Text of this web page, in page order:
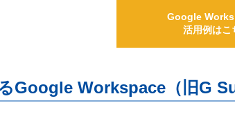
Google
活用例はこ
Google Workspace（旧G